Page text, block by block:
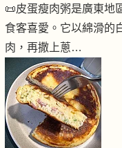
📜皮蛋瘦肉粥是廣東地
食客喜愛。它以綿滑的
肉，再撒上蔥…